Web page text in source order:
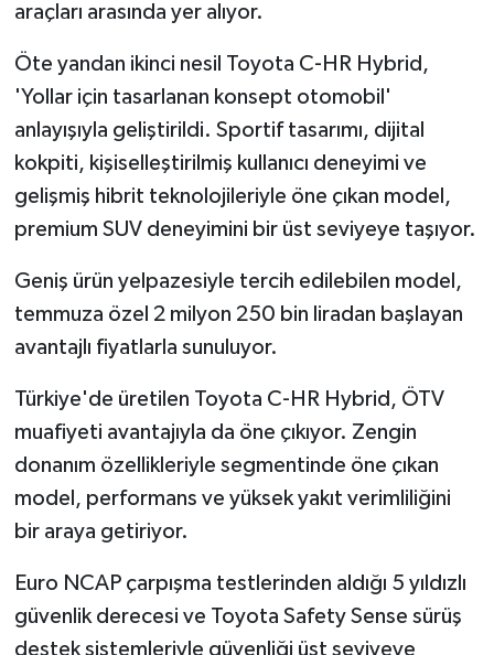
araçları arasında yer alıyor.
Öte yandan ikinci nesil Toyota C-HR Hybrid,
'Yollar için tasarlanan konsept otomobil'
anlayışıyla geliştirildi. Sportif tasarımı, dijital
kokpiti, kişiselleştirilmiş kullanıcı deneyimi ve
gelişmiş hibrit teknolojileriyle öne çıkan model,
premium SUV deneyimini bir üst seviyeye taşıyor.
Geniş ürün yelpazesiyle tercih edilebilen model,
temmuza özel 2 milyon 250 bin liradan başlayan
avantajlı fiyatlarla sunuluyor.
Türkiye'de üretilen Toyota C-HR Hybrid, ÖTV
muafiyeti avantajıyla da öne çıkıyor. Zengin
donanım özellikleriyle segmentinde öne çıkan
model, performans ve yüksek yakıt verimliliğini
bir araya getiriyor.
Euro NCAP çarpışma testlerinden aldığı 5 yıldızlı
güvenlik derecesi ve Toyota Safety Sense sürüş
destek sistemleriyle güvenliği üst seviyeye